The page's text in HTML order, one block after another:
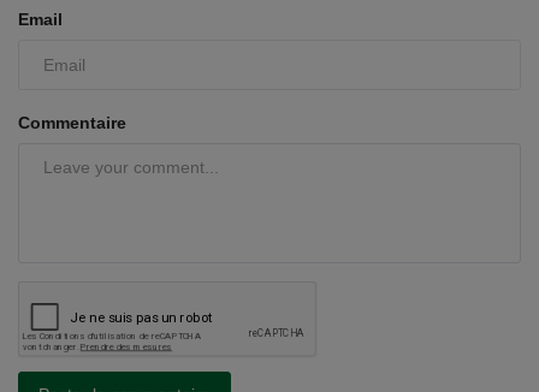
Email
Commentaire